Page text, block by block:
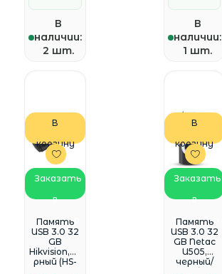
В
наличии:
2 шт.
В
наличии:
1 шт.
В
корзину
Заказать
в
WhatsApp
Память
USB 3.0 32
GB
Hikvision,че
рный (HS-
В
корзину
Заказать
в
WhatsApp
Память
USB 3.0 32
GB Netac
U505,
черный/